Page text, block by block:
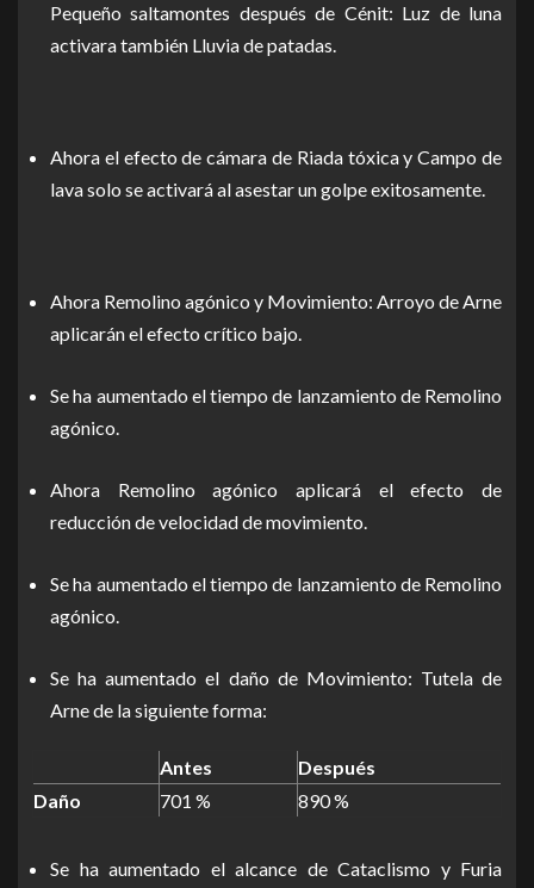
Pequeño saltamontes después de Cénit: Luz de luna
activara también Lluvia de patadas.
Ahora el efecto de cámara de Riada tóxica y Campo de
lava solo se activará al asestar un golpe exitosamente.
Ahora Remolino agónico y Movimiento: Arroyo de Arne
aplicarán el efecto crítico bajo.
Se ha aumentado el tiempo de lanzamiento de Remolino
agónico.
Ahora Remolino agónico aplicará el efecto de
reducción de velocidad de movimiento.
Se ha aumentado el tiempo de lanzamiento de Remolino
agónico.
Se ha aumentado el daño de Movimiento: Tutela de
Arne de la siguiente forma:
Antes
Después
Daño
701 % 890 %
Se ha aumentado el alcance de Cataclismo y Furia